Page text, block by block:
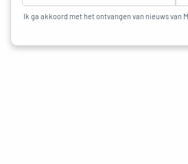
Ik ga akkoord met het ontvangen van nieuws van